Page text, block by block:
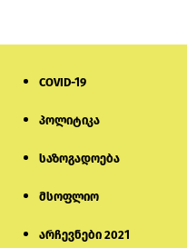
COVID-19
პოლიტიკა
საზოგადოება
მსოფლიო
არჩევნები 2021